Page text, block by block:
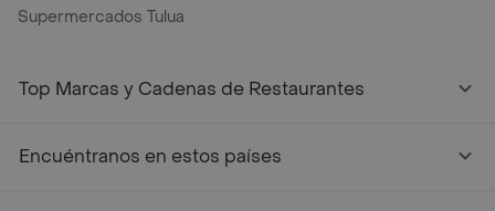
Supermercados Tulua
Top Marcas y Cadenas de Restaurantes
Encuéntranos en estos países